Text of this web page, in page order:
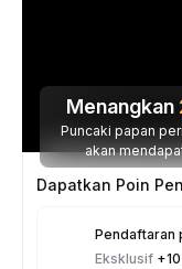
Menangkan
Puncaki papan
akan
Pendaftaran
Eksklusif +10